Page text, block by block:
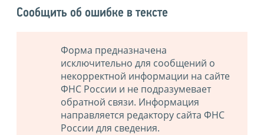
Сообщить об ошибке в тексте
Форма предназначена
исключительно для сообщений о
некорректной информации на сайте
ФНС России и не подразумевает
обратной связи. Информация
направляется редактору сайта ФНС
России для сведения.